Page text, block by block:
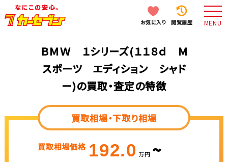
お気に入り 閲覧履歴 MENU
ＢＭＷ １シリーズ(１１８ｄ Ｍ
スポーツ エディション シャド
ー)の買取・査定の特徴
買取相場・下取り相場
買取相場価格 192.0 万円 ~